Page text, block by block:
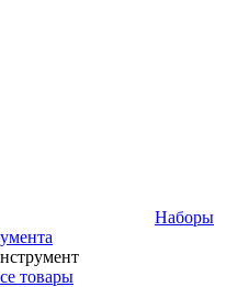
Наборы
товары